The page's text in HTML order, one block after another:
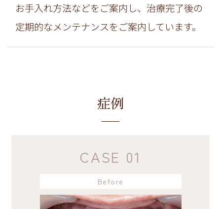
お手入れ方法などをご案内し、治療完了後の
定期的なメンテナンスをご案内しています。
症例
CASE 01
Before